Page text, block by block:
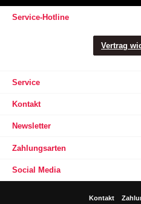
Service-Hotline
Vertrag
Service
Kontakt
Newsletter
Zahlungsarten
Social Media
Kontakt